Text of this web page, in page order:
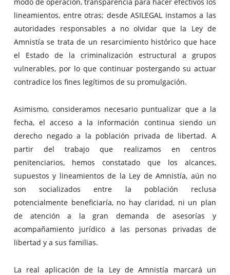
lineamientos, entre otras; desde ASILEGAL instamos a las
autoridades responsables a no olvidar que la Ley de
Amnistía se trata de un resarcimiento histórico que hace
el Estado de la criminalización estructural a grupos
vulnerables, por lo que continuar postergando su actuar
contradice los fines legítimos de su promulgación.
Asimismo, consideramos necesario puntualizar que a la
fecha, el acceso a la información continua siendo un
derecho negado a la población privada de libertad. A
partir del trabajo que realizamos en centros
penitenciarios, hemos constatado que los alcances,
supuestos y lineamientos de la Ley de Amnistía, aún no
son socializados entre la población reclusa
potencialmente beneficiaría, no hay claridad, ni un plan
de atención a la gran demanda de asesorías y
acompañamiento jurídico a las personas privadas de
libertad y a sus familias.
La real aplicación de la Ley de Amnistía marcará un